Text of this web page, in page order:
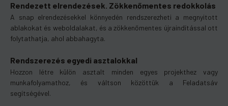
Rendezett elrendezések. Zökkenőmentes redokkolás
A snap elrendezésekkel könnyedén rendszerezheti a megnyitott
ablakokat és weboldalakat, és a zökkenőmentes újraindítással ott
folytathatja, ahol abbahagyta.
Rendszerezés egyedi asztalokkal
Hozzon létre külön asztalt minden egyes projekthez vagy
munkafolyamathoz, és váltson közöttük a Feladatsáv
segítségével.